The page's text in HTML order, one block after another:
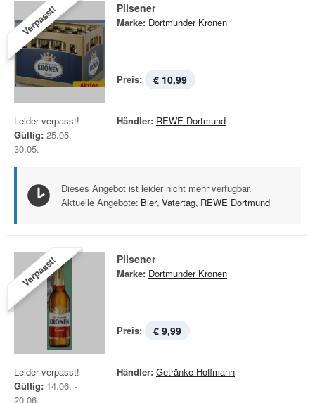
Verpasst! Pilsener
Marke: Dortmunder Kronen
Preis: € 10,99
Leider verpasst!
Gültig: 25.05. -
30.05.
Händler: REWE Dortmund
Dieses Angebot ist leider nicht mehr verfügbar.
Aktuelle Angebote: Bier, Vatertag, REWE Dortmund
Verpasst! Pilsener
Marke: Dortmunder Kronen
Preis: € 9,99
Leider verpasst!
Gültig: 14.06. -
20.06.
Händler: Getränke Hoffmann